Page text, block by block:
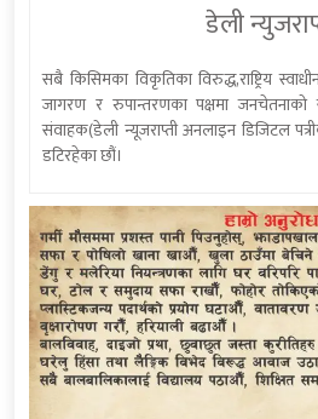
डेली
सबै किसिमका विकृतिका विरुद्ध,राष्ट्रिय
जागरण र रुपान्तरणका पक्षमा
संवाहक(डेली न्यूजराप्ती अनलाइन डिजिटल
डटिरहेका छौं।